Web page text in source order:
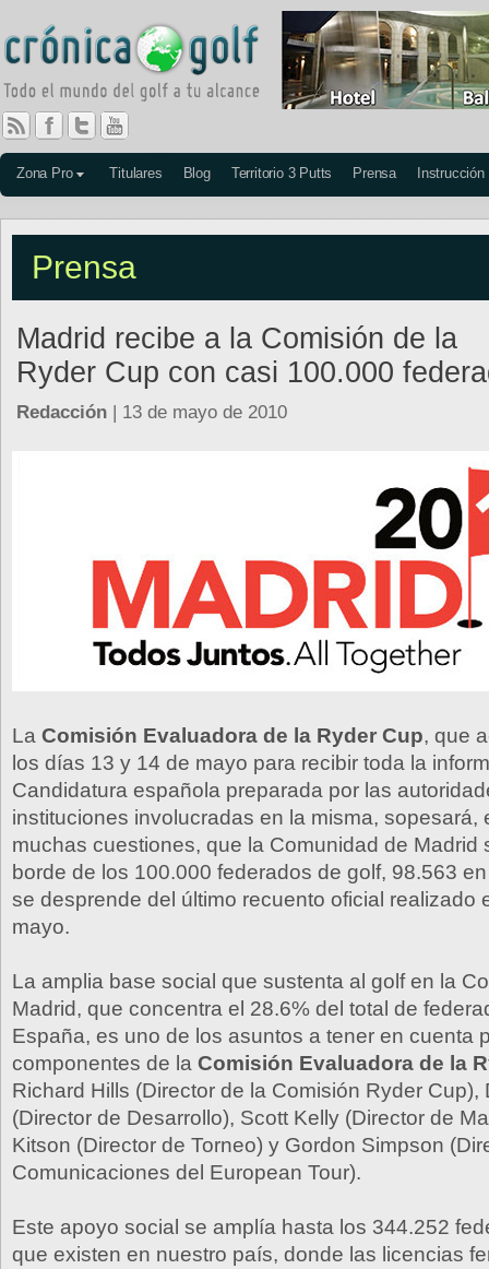
Zona Pro Titulares Blog Territorio 3 Putts Prensa Instrucción
Prensa
Madrid recibe a la Comisión de la
Ryder Cup con casi 100.000
Redacción | 13 de mayo de 2010
La Comisión Evaluadora de la Ryder Cup, que
los días 13 y 14 de mayo para recibir toda la
Candidatura española preparada por las
instituciones involucradas en la misma, sopesará,
muchas cuestiones, que la Comunidad de Madrid
borde de los 100.000 federados de golf, 98.563
se desprende del último recuento oficial realizado
mayo.
La amplia base social que sustenta al golf en la
Madrid, que concentra el 28.6% del total de
España, es uno de los asuntos a tener en cuenta
componentes de la Comisión Evaluadora de la
Richard Hills (Director de la Comisión Ryder Cup),
(Director de Desarrollo), Scott Kelly (Director de
Kitson (Director de Torneo) y Gordon Simpson
Comunicaciones del European Tour).
Este apoyo social se amplía hasta los 344.252
que existen en nuestro país, donde las licencias